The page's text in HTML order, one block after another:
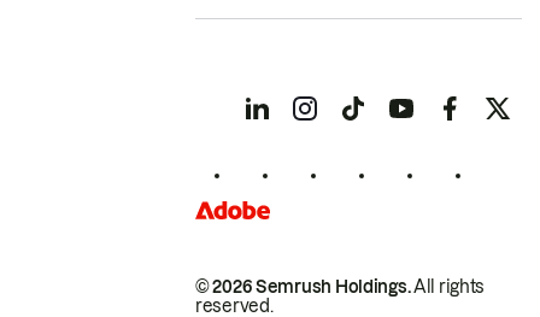
© 2026 Semrush Holdings.All rights
reserved.